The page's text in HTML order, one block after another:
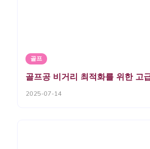
골프
골프공 비거리 최적화를 위한 고
2025-07-14